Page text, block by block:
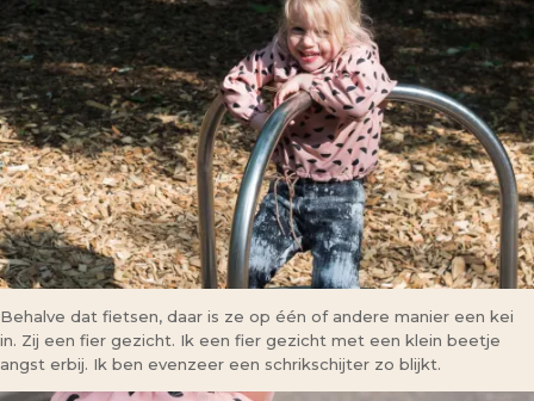
Behalve dat fietsen, daar is ze op één of andere manier een kei
in. Zij een fier gezicht. Ik een fier gezicht met een klein beetje
angst erbij. Ik ben evenzeer een schrikschijter zo blijkt.